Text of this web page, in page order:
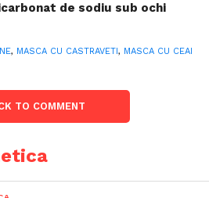
de sodiu sub ochi
, MASCA CU CASTRAVETI, MASCA CU CEAI
TO COMMENT